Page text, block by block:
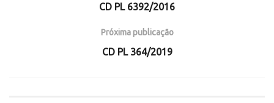
CD PL 6392/2016
Próxima publicação
CD PL 364/2019